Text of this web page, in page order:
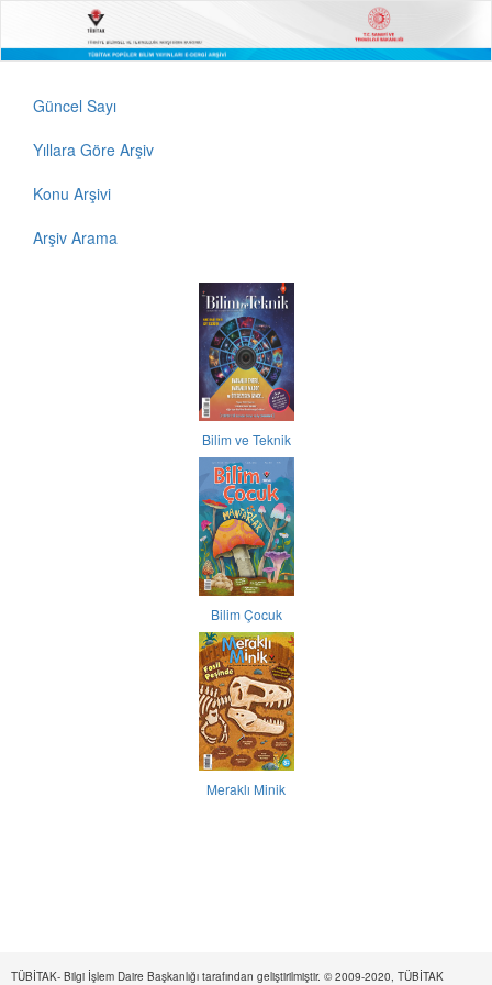
Güncel Sayı
Yıllara Göre Arşiv
Konu Arşivi
Arşiv Arama
Bilim ve Teknik
Bilim Çocuk
Meraklı Minik
TÜBİTAK- Bilgi İşlem Daire Başkanlığı tarafından geliştirilmiştir. © 2009-2020, TÜBİTAK